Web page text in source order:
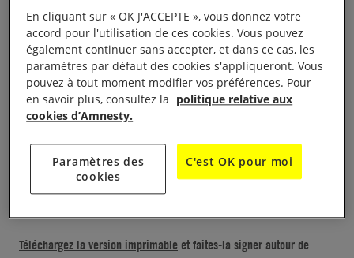
la plupart du temps de remettre les corps des
condamnés à leurs proches ou même de leur dire
où ils ont été inhumés.
Ce traitement d’un autre âge doit cesser et le
Bélarus doit prendre le chemin de l’abolition de la
peine capitale !
Voir la lettre de pétition
Téléchargez la version imprimable et faites-la signer autour de
En cliquant sur « OK J'ACCEPTE », vous donnez votre
accord pour l'utilisation de ces cookies. Vous pouvez
également continuer sans accepter, et dans ce cas, les
paramètres par défaut des cookies s'appliqueront. Vous
pouvez à tout moment modifier vos préférences. Pour
en savoir plus, consultez la politique relative aux
cookies d’Amnesty.
Paramètres des
cookies
C'est OK pour moi